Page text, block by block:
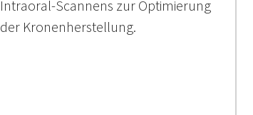
Intraoral-Scannens zur Optimierung
der Kronenherstellung.